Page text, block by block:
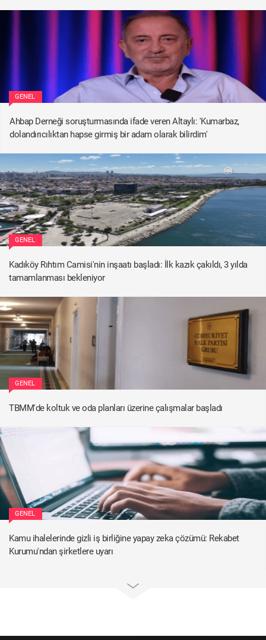
GENEL
Ahbap Derneği soruşturmasında ifade veren Altaylı: 'Kumarbaz,
dolandırıcılıktan hapse girmiş bir adam olarak bilirdim'
GENEL
Kadıköy Rıhtım Camisi'nin inşaatı başladı: İlk kazık çakıldı, 3 yılda
tamamlanması bekleniyor
GENEL
TBMM'de koltuk ve oda planları üzerine çalışmalar başladı
GENEL
Kamu ihalelerinde gizli iş birliğine yapay zeka çözümü: Rekabet
Kurumu'ndan şirketlere uyarı